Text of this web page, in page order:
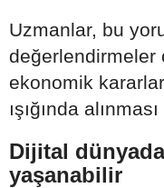
Uzmanlar, bu
değerlendirmeler
ekonomik
ışığında
Dijital
yaşanabilir